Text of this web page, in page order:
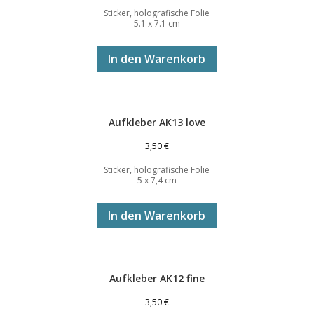
Sticker, holografische Folie
5.1 x 7.1 cm
In den Warenkorb
Aufkleber AK13 love
3,50€
Sticker, holografische Folie
5 x 7,4 cm
In den Warenkorb
Aufkleber AK12 fine
3,50€